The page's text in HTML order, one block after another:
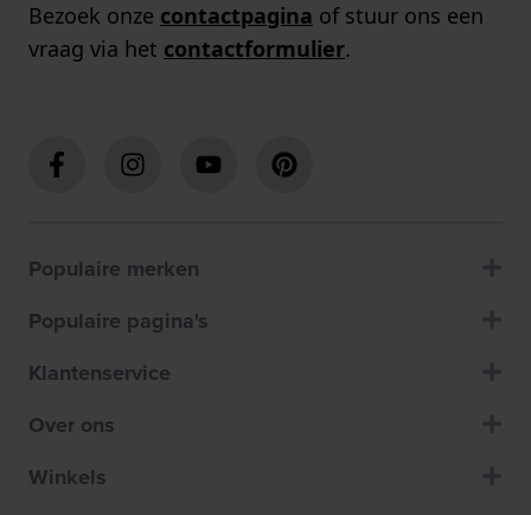
Bezoek onze contactpagina of stuur ons een
vraag via het contactformulier.
Populaire merken
Populaire pagina's
Klantenservice
Over ons
Winkels